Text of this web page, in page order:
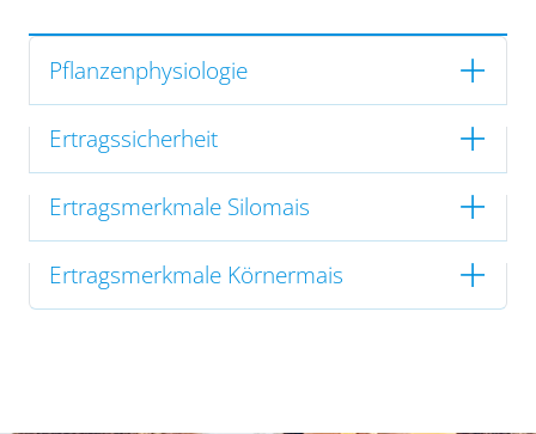
Pflanzenphysiologie
Ertragssicherheit
Ertragsmerkmale Silomais
Ertragsmerkmale Körnermais